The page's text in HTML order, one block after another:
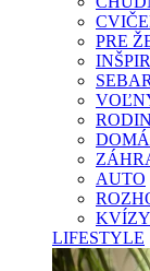
PRE
AUTO
KVÍZY
LIFESTYLE